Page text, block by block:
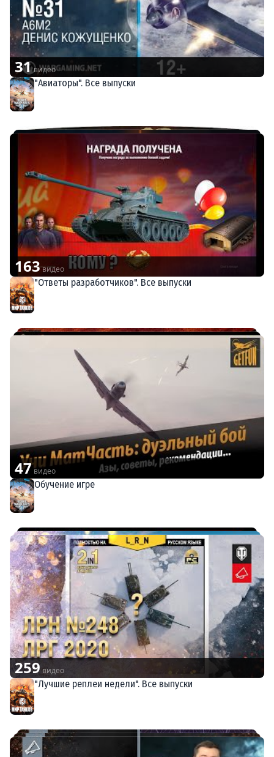
31видео
"Авиаторы". Все выпуски
163видео
"Ответы разработчиков". Все выпуски
47видео
Обучение игре
259 видео
"Лучшие реплеи недели". Все выпуски